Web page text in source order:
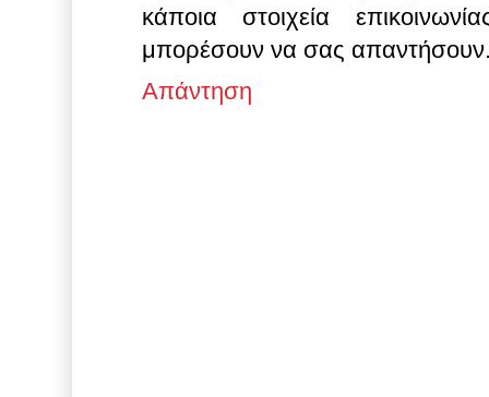
κάποια στοιχεία
μπορέσουν να σας
Απάντηση